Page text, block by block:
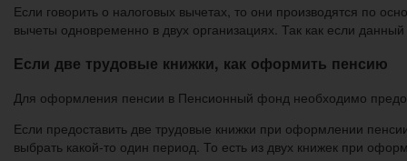
Если говорить о налоговых вычетах, то они производятся по
вычеты одновременно в двух организациях. Так как если
Если две трудовые книжки, как оформить пенсию
Для оформления пенсии в Пенсионный фонд необходимо
Если предоставить две трудовые книжки при оформлении
выбрать какой-то один период. То есть из двух книжек при